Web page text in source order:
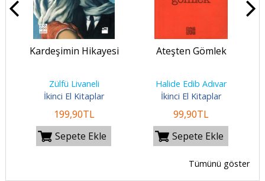
Kardeşimin Hikayesi
Zülfü Livaneli
İkinci El Kitaplar
199,90TL
Sepete Ekle
Ateşten Gömlek
Halide Edib Adıvar
İkinci El Kitaplar
99,90TL
Sepete Ekle
Tümünü göster